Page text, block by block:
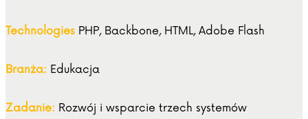
Technologies PHP, Backbone, HTML, Adobe Flash
Branża: Edukacja
Zadanie: Rozwój i wsparcie trzech systemów